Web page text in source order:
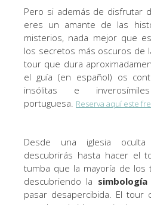
Pero si además de disfrutar
eres un amante de las
misterios, nada mejor que
los secretos más oscuros de
tour que dura
el guía (en español) os
insólitas e
portuguesa. Reserva aquí este
Desde una iglesia
descubrirás hasta hacer el
tumba que la mayoría de los
descubriendo la simbología
pasar desapercibida. El tour